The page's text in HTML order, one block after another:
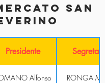
san
Presidente Segretario
Alfonso RONGA